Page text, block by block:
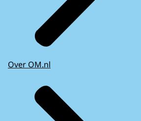
Over OM.nl